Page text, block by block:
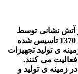
آتش نشانیتوسط
که در آواخر سال 1370 تاسیس شده
ی تولید تجهیزات
با 50 سال سابقه (از سال 1348)، فعالیت می کنند.
زمینه ی تولید و